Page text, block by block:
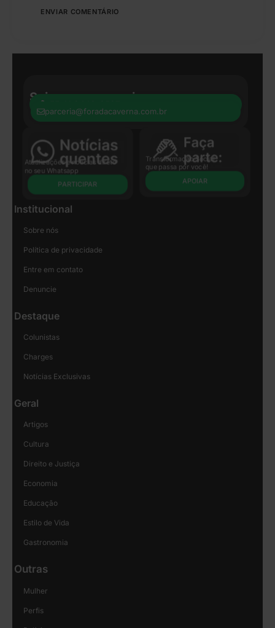
Seja nosso parceiro:
parceria@foradacaverna.com.br
Atualizações e notícias direto
no seu Whatsapp
PARTICIPAR
Transformação Social
que passa por você!
APOIAR
Institucional
Sobre nós
Política de privacidade
Entre em contato
Denuncie
Destaque
Colunistas
Charges
Notícias Exclusivas
Geral
Artigos
Cultura
Direito e Justiça
Economia
Educação
Estilo de Vida
Gastronomia
Outras
Mulher
Perfis